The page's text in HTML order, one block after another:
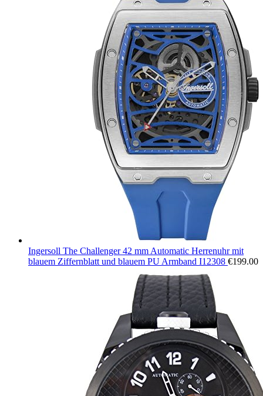
Ingersoll The Challenger 42 mm Automatic Herrenuhr mit
blauem Ziffernblatt und blauem PU Armband I12308 €199.00